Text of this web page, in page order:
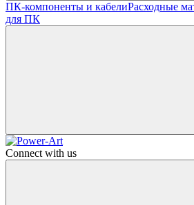
ПК-компоненты и кабелиРасходные
для ПК
Connect with us